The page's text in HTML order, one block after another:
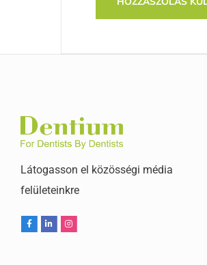
Látogasson el közösségi média
felületeinkre